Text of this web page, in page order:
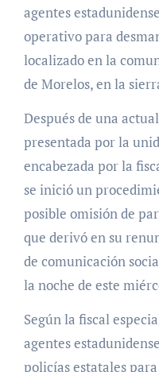
agentes
operativo para
localizado en la
de Morelos, en la
Después de una
presentada por la
encabezada por la
se inició un
posible omisión de
que derivó en su
de comunicación
la noche de este
Según la fiscal
agentes
policías estatales